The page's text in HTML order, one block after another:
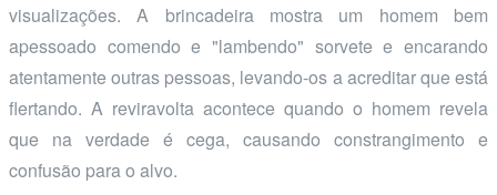
visualizações. A brincadeira mostra um homem bem
apessoado comendo e "lambendo" sorvete e encarando
atentamente outras pessoas, levando-os a acreditar que está
flertando. A reviravolta acontece quando o homem revela
que na verdade é cega, causando constrangimento e
confusão para o alvo.